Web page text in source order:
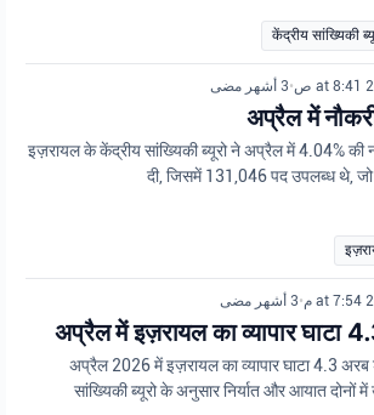
केंद्रीय सांख्यिकी
•3 أشهر مضى
अप्रैल में
इज़रायल के केंद्रीय सांख्यिकी ब्यूरो ने अप्रैल में 4.04% की
दी, जिसमें 131,046 पद उपलब्ध थे, जो
•3 أشهر مضى
अप्रैल में इज़रायल का व्यापार घाटा
अप्रैल 2026 में इज़रायल का व्यापार घाटा 4.3 अरब
सांख्यिकी ब्यूरो के अनुसार निर्यात और आयात दोनों